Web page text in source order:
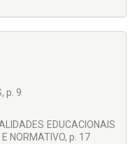
p. 9
EDUCACIONAIS
NORMATIVO, p. 17